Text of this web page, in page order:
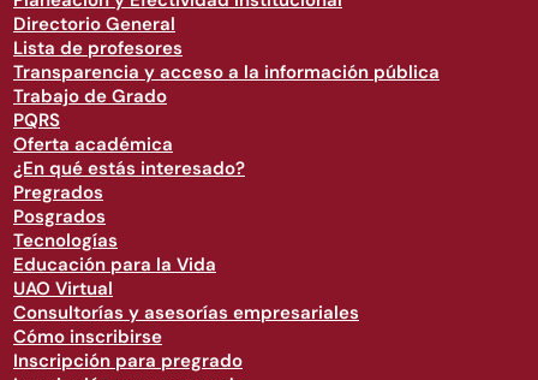
Directorio General
Lista de profesores
Transparencia y acceso a la información pública
Trabajo de Grado
PQRS
Oferta académica
¿En qué estás interesado?
Pregrados
Posgrados
Tecnologías
Educación para la Vida
UAO Virtual
Consultorías y asesorías empresariales
Cómo inscribirse
Inscripción para pregrado